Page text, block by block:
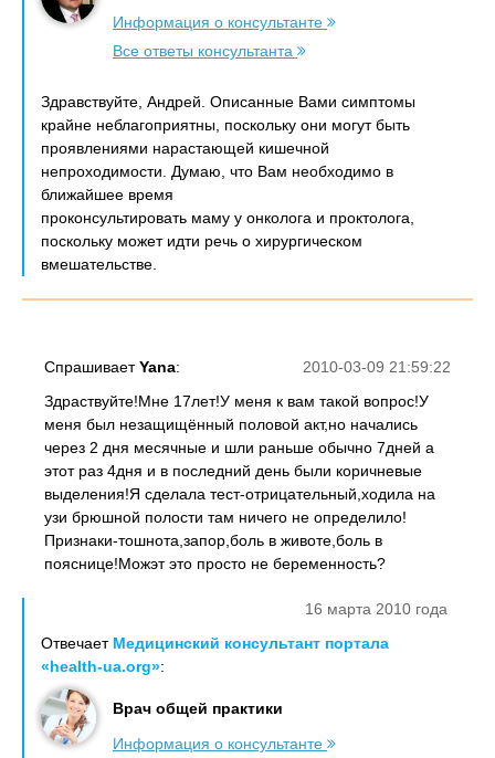
Информация о консультанте
Все ответы консультанта
Здравствуйте, Андрей. Описанные Вами симптомы
крайне неблагоприятны, поскольку они могут быть
проявлениями нарастающей кишечной
непроходимости. Думаю, что Вам необходимо в
ближайшее время
проконсультировать маму у онколога и проктолога,
поскольку может идти речь о хирургическом
вмешательстве.
2010-03-09 21:59:22
СпрашиваетYana:
Здраствуйте!Мне 17лет!У меня к вам такой вопрос!У
меня был незащищённый половой акт,но начались
через 2 дня месячные и шли раньше обычно 7дней а
этот раз 4дня и в последний день были коричневые
выделения!Я сделала тест-отрицательный,ходила на
узи брюшной полости там ничего не определило!
Признаки-тошнота,запор,боль в животе,боль в
пояснице!Можэт это просто не беременность?
16 марта 2010 года
Отвечает Медицинский консультант портала
«health-ua.org»:
Врач общей практики
Информация о консультанте